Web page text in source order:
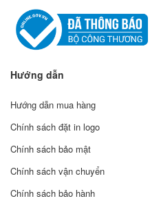
Hướng dẫn
Hướng dẫn mua hàng
Chính sách đặt in logo
Chính sách bảo mật
Chính sách vận chuyển
Chính sách bảo hành